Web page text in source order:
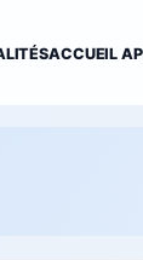
ACCUEIL